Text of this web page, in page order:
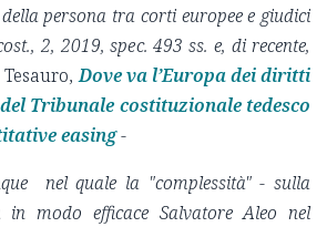
persona tra corti europee e giudici
2, 2019, spec. 493 ss. e, di recente,
Tesauro,Dove va l’Europa dei diritti
Tribunale costituzionale tedesco
easing-
nel quale la "complessità" - sulla
modo efficace Salvatore Aleo nel